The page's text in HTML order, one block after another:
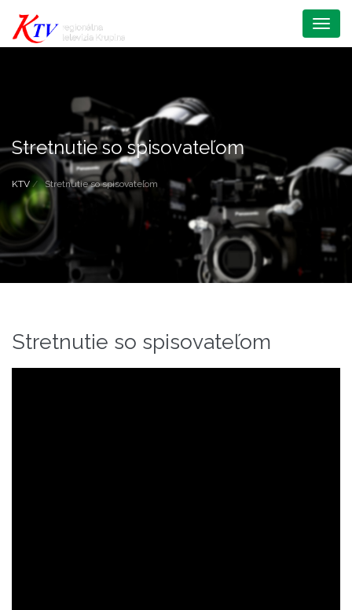
Menu
Stretnutie so spisovateľom
KTV Stretnutie so spisovateľom
Stretnutie so spisovateľom